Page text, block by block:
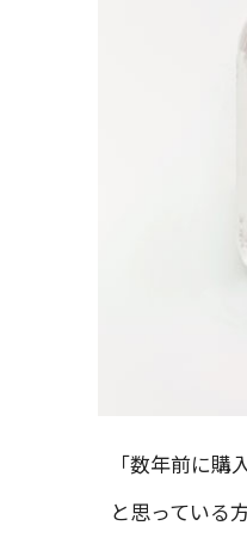
「数年前に
と思っている